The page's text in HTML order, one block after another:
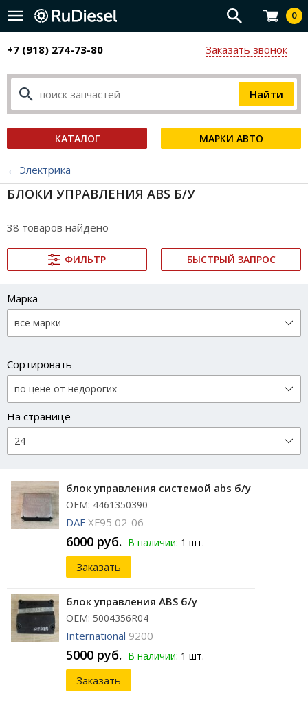
0
+7 (918) 274-73-80 Заказать звонок
КАТАЛОГ МАРКИ АВТО
← Электрика
БЛОКИ УПРАВЛЕНИЯ ABS Б/У
38 товаров найдено
ФИЛЬТР БЫСТРЫЙ ЗАПРОС
Марка
Сортировать
На странице
блок управления системой abs б/у
ОЕМ: 4461350390
DAF XF95 02-06
6000 руб. В наличии: 1 шт.
Заказать
блок управления ABS б/у
ОЕМ: 5004356R04
International 9200
5000 руб. В наличии: 1 шт.
Заказать